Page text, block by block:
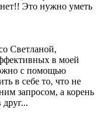
Это нужно уметь
Светланой,
в моей
с помощью
в себе то, что не
запросом, а корень